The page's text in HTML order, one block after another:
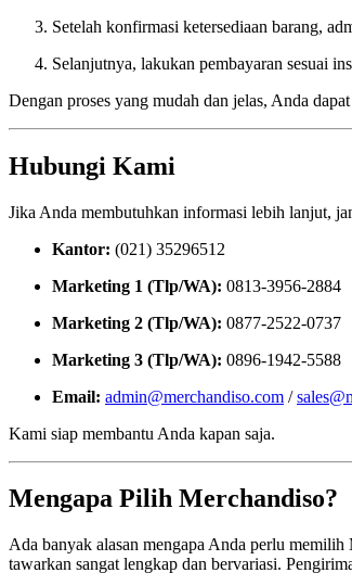
Setelah konfirmasi ketersediaan barang,
Selanjutnya, lakukan pembayaran sesuai
Dengan proses yang mudah dan jelas, Anda
Hubungi Kami
Jika Anda membutuhkan informasi lebih lanjut,
Kantor: (021) 35296512
Marketing 1 (Tlp/WA): 0813-3956-2884
Marketing 2 (Tlp/WA): 0877-2522-0737
Marketing 3 (Tlp/WA): 0896-1942-5588
Email: admin@merchandiso.com /
Kami siap membantu Anda kapan saja.
Mengapa Pilih Merchandiso?
Ada banyak alasan mengapa Anda perlu
tawarkan sangat lengkap dan bervariasi.